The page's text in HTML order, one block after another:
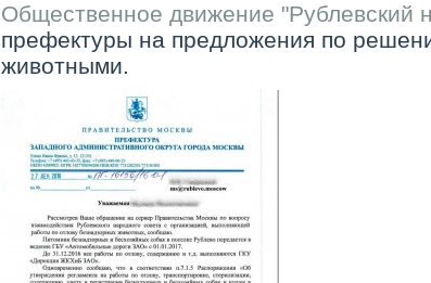
Общественное движение "Рублевский
префектуры на предложения по
животными.